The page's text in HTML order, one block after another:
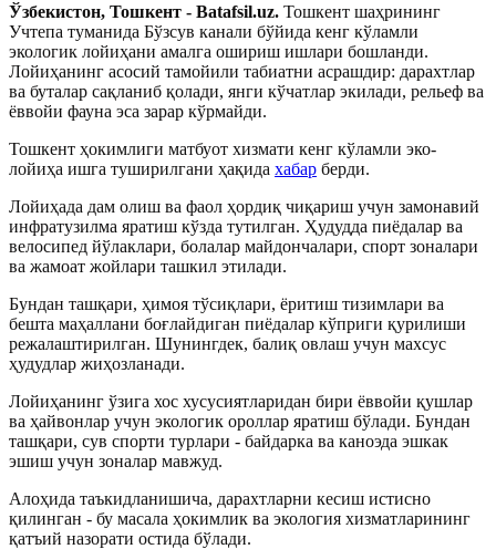
Ўзбекистон, Тошкент - Batafsil.uz. Тошкент шаҳрининг
Учтепа туманида Бўзсув канали бўйида кенг кўламли
экологик лойиҳани амалга ошириш ишлари бошланди.
Лойиҳанинг асосий тамойили табиатни асрашдир: дарахтлар
ва буталар сақланиб қолади, янги кўчатлар экилади, рельеф ва
ёввойи фауна эса зарар кўрмайди.
Тошкент ҳокимлиги матбуот хизмати кенг кўламли эко-
лойиҳа ишга туширилгани ҳақида хабар берди.
Лойиҳада дам олиш ва фаол ҳордиқ чиқариш учун замонавий
инфратузилма яратиш кўзда тутилган. Ҳудудда пиёдалар ва
велосипед йўлаклари, болалар майдончалари, спорт зоналари
ва жамоат жойлари ташкил этилади.
Бундан ташқари, ҳимоя тўсиқлари, ёритиш тизимлари ва
бешта маҳаллани боғлайдиган пиёдалар кўприги қурилиши
режалаштирилган. Шунингдек, балиқ овлаш учун махсус
ҳудудлар жиҳозланади.
Лойиҳанинг ўзига хос хусусиятларидан бири ёввойи қушлар
ва ҳайвонлар учун экологик ороллар яратиш бўлади. Бундан
ташқари, сув спорти турлари - байдарка ва каноэда эшкак
эшиш учун зоналар мавжуд.
Алоҳида таъкидланишича, дарахтларни кесиш истисно
қилинган - бу масала ҳокимлик ва экология хизматларининг
қатъий назорати остида бўлади.